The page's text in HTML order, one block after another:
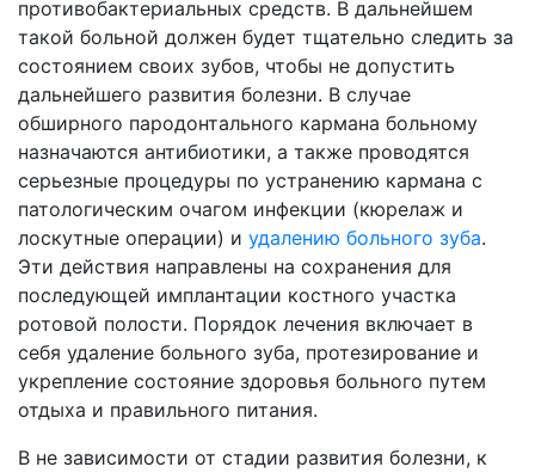
противобактериальных средств. В дальнейшем
такой больной должен будет тщательно следить за
состоянием своих зубов, чтобы не допустить
дальнейшего развития болезни. В случае
обширного пародонтального кармана больному
назначаются антибиотики, а также проводятся
серьезные процедуры по устранению кармана с
патологическим очагом инфекции (кюрелаж и
лоскутные операции) и удалению больного зуба.
Эти действия направлены на сохранения для
последующей имплантации костного участка
ротовой полости. Порядок лечения включает в
себя удаление больного зуба, протезирование и
укрепление состояние здоровья больного путем
отдыха и правильного питания.
В не зависимости от стадии развития болезни, к